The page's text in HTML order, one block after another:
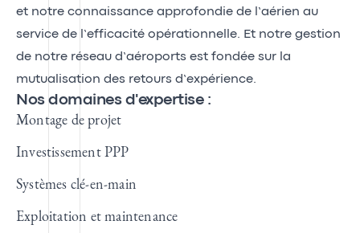
et notre connaissance approfondie de l’aérien au
service de l’efficacité opérationnelle. Et notre gestion
de notre réseau d’aéroports est fondée sur la
mutualisation des retours d’expérience.
Nos domaines d'expertise :
Montage de projet
Investissement PPP
Systèmes clé-en-main
Exploitation et maintenance